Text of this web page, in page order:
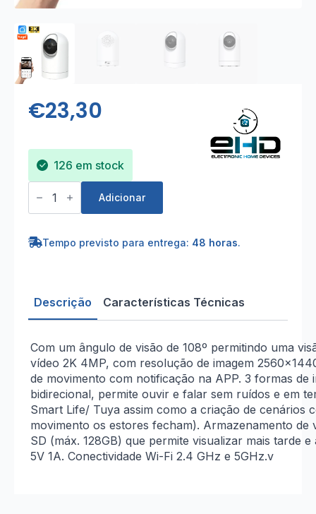
€23,30
126 em stock
Quantidade
de
Câmara
Interior
Adicionar
Tempo previsto para entrega: 48 horas.
Descrição Características Técnicas
Com um ângulo de visão de 108º permitindo uma
vídeo 2K 4MP, com resolução de imagem
de movimento com notificação na APP. 3 formas
bidirecional, permite ouvir e falar sem ruídos e em
Smart Life/ Tuya assim como a criação de cenários
movimento os estores fecham). Armazenamento
SD (máx. 128GB) que permite visualizar mais tarde
5V 1A. Conectividade Wi-Fi 2.4 GHz e 5GHz.v